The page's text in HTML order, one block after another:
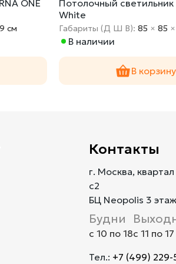
ONE
cм
Потолочный светильник
White
Габариты (Д Ш В):85 ×85 ×
В наличии
В корзину
Контакты
г. Москва,
с2
БЦ Neopolis 3
Будни
с 10 по 18с 11 по 17
Тел.: +7 (499)